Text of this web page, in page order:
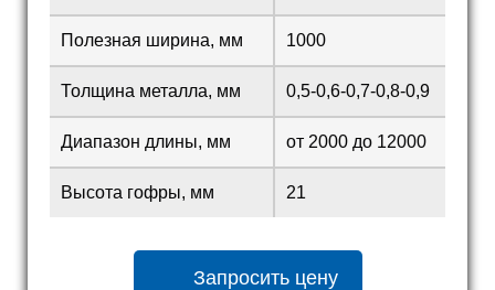
Полезная ширина, мм 1000
Толщина металла, мм 0,5-0,6-0,7-0,8-0,9
Диапазон длины, мм от 2000 до 12000
Высота гофры, мм 21
Запросить цену